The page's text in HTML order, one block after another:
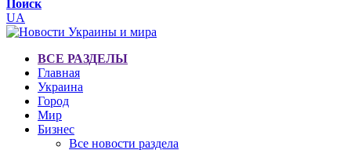
Поиск
UA
ВСЕ РАЗДЕЛЫ
Главная
Украина
Город
Мир
Бизнес
Все новости раздела